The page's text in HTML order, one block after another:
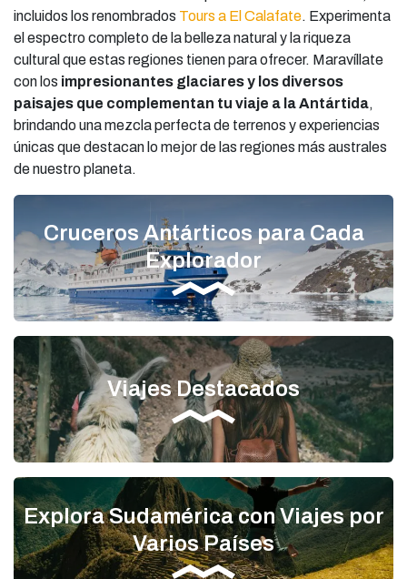
incluidos los renombrados Tours a El Calafate. Experimenta
el espectro completo de la belleza natural y la riqueza
cultural que estas regiones tienen para ofrecer. Maravíllate
con los impresionantes glaciares y los diversos
paisajes que complementan tu viaje a la Antártida,
brindando una mezcla perfecta de terrenos y experiencias
únicas que destacan lo mejor de las regiones más australes
de nuestro planeta.
Cruceros Antárticos para Cada
Explorador
Viajes Destacados
Explora Sudamérica con Viajes por
Varios Países